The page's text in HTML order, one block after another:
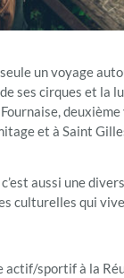
un voyage
ses cirques et
et à Saint
aussi une
culturelles qui
actif/sportif à la